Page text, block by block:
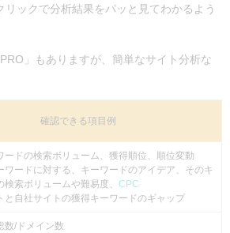
ックで分析結果をパッと見てわかるよう
」もありますが、簡単なサイト分析な
確認できる項目例
ードの検索ボリューム、獲得順位、順位変動
ワードに対する、キーワードのアイデア、そのキ
検索ボリュームや難易度、 CPC
と自社サイトの獲得キーワードのギャップ
数/ドメイン数